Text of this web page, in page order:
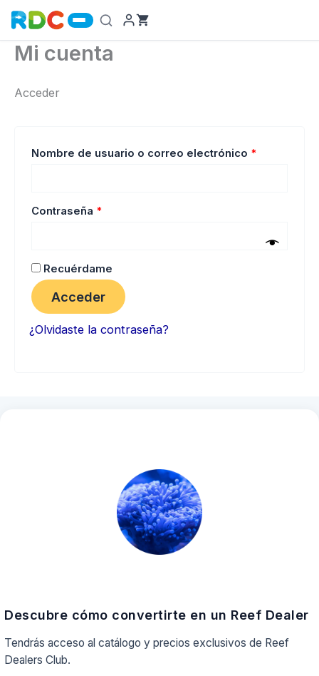
contenido
Mi cuenta
Acceder
Nombre de usuario o correo electrónico *
Contraseña *
Recuérdame
Acceder
¿Olvidaste la contraseña?
Descubre cómo convertirte en un Reef Dealer
Tendrás acceso al catálogo y precios exclusivos de Reef
Dealers Club.